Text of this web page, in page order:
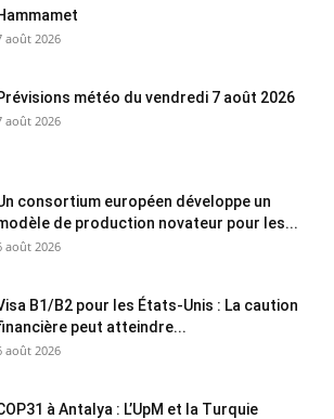
août 2026
météo du vendredi 7 août 2026
août 2026
consortium européen développe un
de production novateur pour les...
août 2026
B1/B2 pour les États-Unis : La caution
peut atteindre...
août 2026
à Antalya : L’UpM et la Turquie